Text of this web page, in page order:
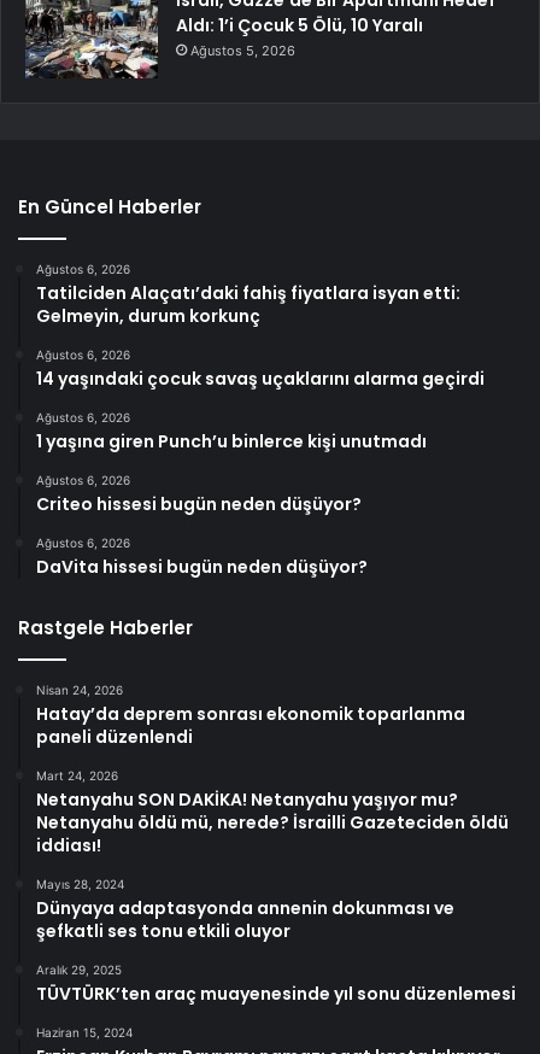
Aldı: 1’i Çocuk 5 Ölü, 10 Yaralı
Ağustos 5, 2026
En Güncel Haberler
Ağustos 6, 2026
Tatilciden Alaçatı’daki fahiş fiyatlara isyan etti:
Gelmeyin, durum korkunç
Ağustos 6, 2026
14 yaşındaki çocuk savaş uçaklarını alarma geçirdi
Ağustos 6, 2026
1 yaşına giren Punch’u binlerce kişi unutmadı
Ağustos 6, 2026
Criteo hissesi bugün neden düşüyor?
Ağustos 6, 2026
DaVita hissesi bugün neden düşüyor?
Rastgele Haberler
Nisan 24, 2026
Hatay’da deprem sonrası ekonomik toparlanma
paneli düzenlendi
Mart 24, 2026
Netanyahu SON DAKİKA! Netanyahu yaşıyor mu?
Netanyahu öldü mü, nerede? İsrailli Gazeteciden öldü
iddiası!
Mayıs 28, 2024
Dünyaya adaptasyonda annenin dokunması ve
şefkatli ses tonu etkili oluyor
Aralık 29, 2025
TÜVTÜRK’ten araç muayenesinde yıl sonu düzenlemesi
Haziran 15, 2024